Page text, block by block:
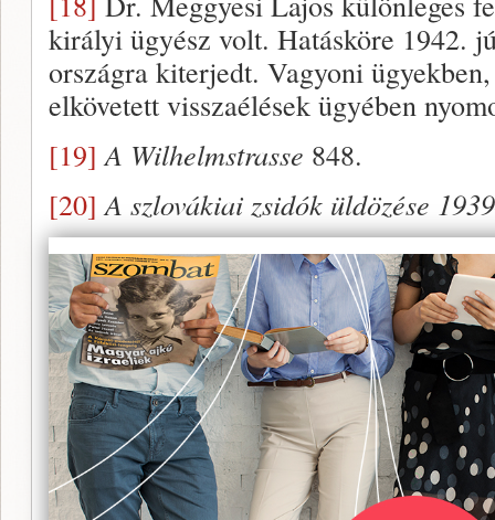
királyi ügyész volt. Hatásköre 1942.
országra kiterjedt. Vagyoni
elkövetett visszaélések ügyében
[19] A Wilhelmstrasse 848.
[20] A szlovákiai zsidók üldözése